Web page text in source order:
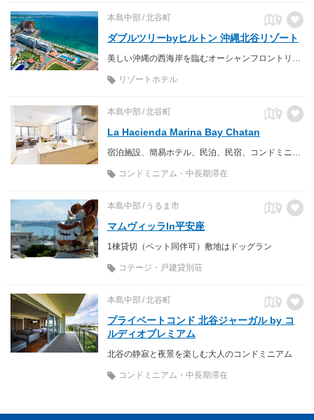
本島中部 北谷町
ダブルツリーbyヒルトン 沖縄北谷リゾート
リゾートホテル
本島中部 北谷町
La Hacienda Marina Bay Chatan
コンドミニアム・中長期滞在
本島中部 うるま市
マムヴィッラIn平安座
1棟貸切（ペット同伴可）敷地はドッグラン
コテージ・戸建貸別荘
本島中部 北谷町
プライベートコンド 北谷ジャーガル by コ
ルディオプレミアム
北谷の静寂と夜景を楽しむ大人のコンドミニアム
コンドミニアム・中長期滞在